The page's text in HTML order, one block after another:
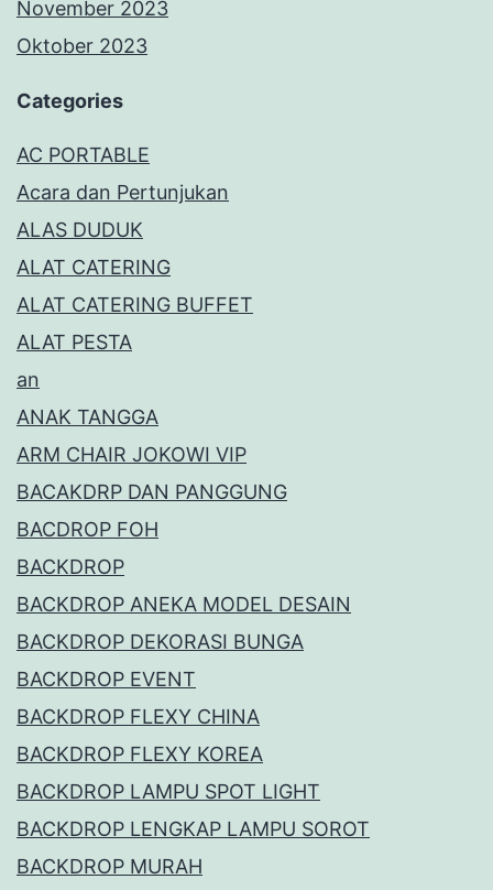
November 2023
Oktober 2023
Categories
AC PORTABLE
Acara dan Pertunjukan
ALAS DUDUK
ALAT CATERING
ALAT CATERING BUFFET
ALAT PESTA
an
ANAK TANGGA
ARM CHAIR JOKOWI VIP
BACAKDRP DAN PANGGUNG
BACDROP FOH
BACKDROP
BACKDROP ANEKA MODEL DESAIN
BACKDROP DEKORASI BUNGA
BACKDROP EVENT
BACKDROP FLEXY CHINA
BACKDROP FLEXY KOREA
BACKDROP LAMPU SPOT LIGHT
BACKDROP LENGKAP LAMPU SOROT
BACKDROP MURAH